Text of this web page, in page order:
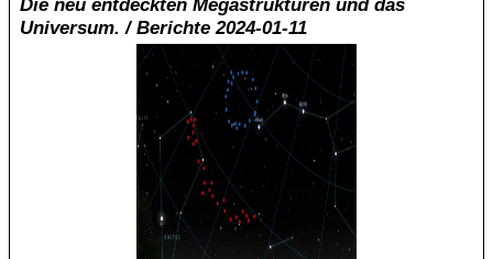
Die neu entdeckten Megastrukturen und das
Universum. / Berichte 2024-01-11